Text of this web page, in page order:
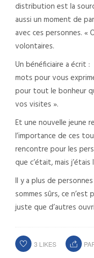
distribution est la
aussi un moment de
avec ces personnes.
volontaires.
Un bénéficiaire a écrit
mots pour vous
pour tout le bonheur
vos visites ».
Et une nouvelle jeune
l’importance de ces
rencontre pour les
que c’était, mais
Il y a plus de
sommes sûrs, ce n’est
juste que d’autres
3 LIKES